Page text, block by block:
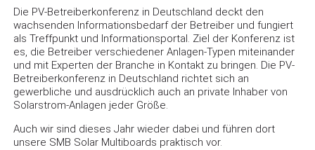
Die PV-Betreiberkonferenz in Deutschland deckt den
wachsenden Informationsbedarf der Betreiber und fungiert
als Treffpunkt und Informationsportal. Ziel der Konferenz ist
es, die Betreiber verschiedener Anlagen-Typen miteinander
und mit Experten der Branche in Kontakt zu bringen. Die PV-
Betreiberkonferenz in Deutschland richtet sich an
gewerbliche und ausdrücklich auch an private Inhaber von
Solarstrom-Anlagen jeder Größe.
Auch wir sind dieses Jahr wieder dabei und führen dort
unsere SMB Solar Multiboards praktisch vor.